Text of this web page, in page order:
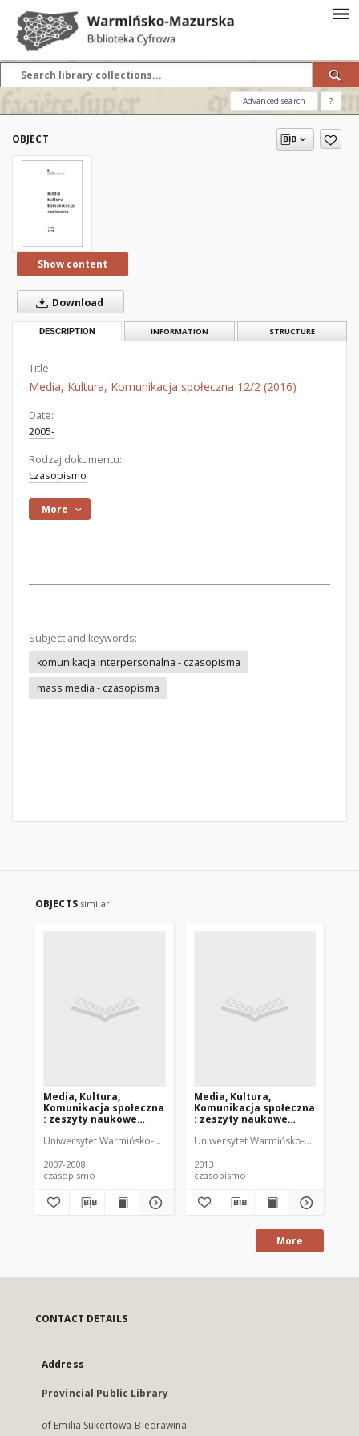
Advanced search ?
OBJECT
Show content
Download
DESCRIPTION INFORMATION STRUCTURE
Title:
Media, Kultura, Komunikacja społeczna 12/2 (2016)
Date:
2005-
Rodzaj dokumentu:
czasopismo
More
Subject and keywords:
komunikacja interpersonalna - czasopisma
mass media - czasopisma
OBJECTS similar
Media, Kultura,
Komunikacja społeczna
: zeszyty naukowe
Dziennikarstwa i
UWM 3-4 (2007-2008)
Uniwersytet Warmińsko-Mazurski (Olsztyn). Instytut Dziennikarstwa i
2007-2008
czasopismo
Media, Kultura,
Komunikacja społeczna
: zeszyty naukowe
Dziennikarstwa i
UWM 9 (2013)
Uniwersytet Warmińsko-Mazurski
2013
czasopismo
More
CONTACT DETAILS
Address
Provincial Public Library
of Emilia Sukertowa-Biedrawina